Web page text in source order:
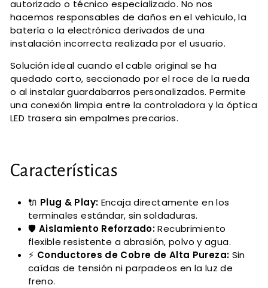
autorizado o técnico especializado. No nos
hacemos responsables de daños en el vehículo, la
batería o la electrónica derivados de una
instalación incorrecta realizada por el usuario.
Solución ideal cuando el cable original se ha
quedado corto, seccionado por el roce de la rueda
o al instalar guardabarros personalizados. Permite
una conexión limpia entre la controladora y la óptica
LED trasera sin empalmes precarios.
Características
🔌 Plug & Play: Encaja directamente en los
terminales estándar, sin soldaduras.
🛡️ Aislamiento Reforzado:Recubrimiento
flexible resistente a abrasión, polvo y agua.
⚡ Conductores de Cobre de Alta Pureza: Sin
caídas de tensión ni parpadeos en la luz de
freno.